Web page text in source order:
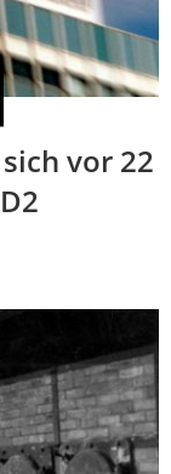
vor 22